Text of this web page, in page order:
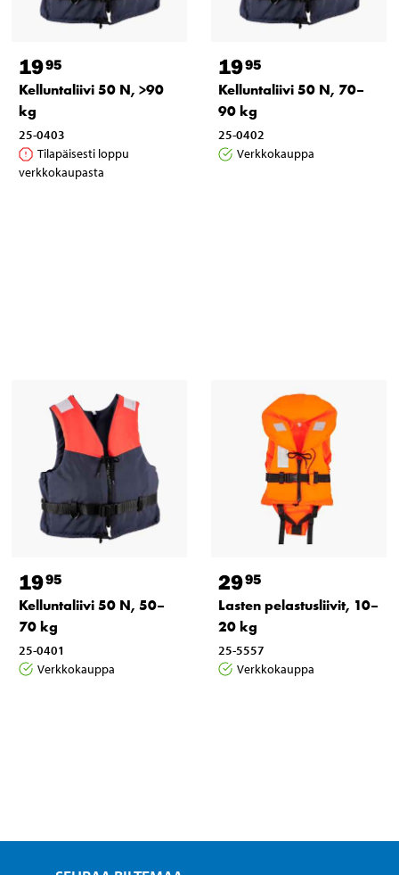
1995
Kelluntaliivi 50 N, >90
kg
25-0403
Tilapäisesti loppu
verkkokaupasta
1995
Kelluntaliivi 50 N, 70–
90 kg
25-0402
Verkkokauppa
1995
Kelluntaliivi 50 N, 50–
70 kg
25-0401
Verkkokauppa
2995
Lasten pelastusliivit, 10–
20 kg
25-5557
Verkkokauppa